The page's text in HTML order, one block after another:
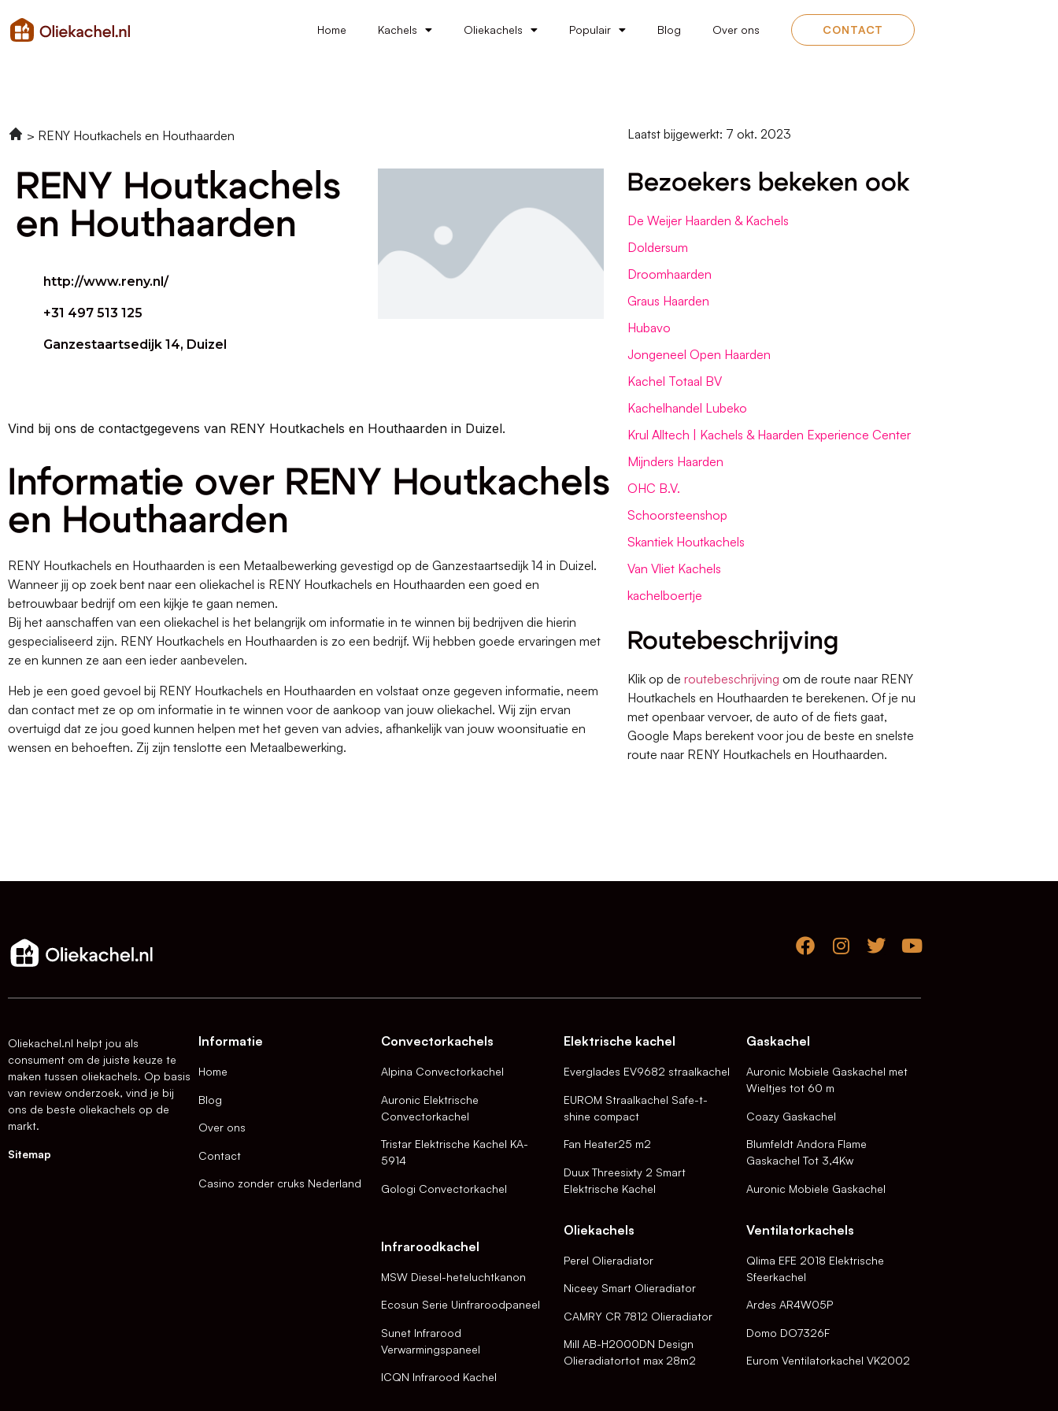
Home Kachels Oliekachels Populair Blog Over ons CONTACT
RENY Houtkachels en Houthaarden
RENY Houtkachels
en Houthaarden
http://www.reny.nl/
+31 497 513 125
Ganzestaartsedijk 14, Duizel
Vind bij ons de contactgegevens van RENY Houtkachels en Houthaarden in Duizel.
Informatie over RENY Houtkachels
en Houthaarden
RENY Houtkachels en Houthaarden is een Metaalbewerking gevestigd op de Ganzestaartsedijk 14 in Duizel.
Wanneer jij op zoek bent naar een oliekachel is RENY Houtkachels en Houthaarden een goed en
betrouwbaar bedrijf om een kijkje te gaan nemen.
Bij het aanschaffen van een oliekachel is het belangrijk om informatie in te winnen bij bedrijven die hierin
gespecialiseerd zijn. RENY Houtkachels en Houthaarden is zo een bedrijf. Wij hebben goede ervaringen met
ze en kunnen ze aan een ieder aanbevelen.
Heb je een goed gevoel bij RENY Houtkachels en Houthaarden en volstaat onze gegeven informatie, neem
dan contact met ze op om informatie in te winnen voor de aankoop van jouw oliekachel. Wij zijn ervan
overtuigd dat ze jou goed kunnen helpen met het geven van advies, afhankelijk van jouw woonsituatie en
wensen en behoeften. Zij zijn tenslotte een Metaalbewerking.
Laatst bijgewerkt: 7 okt. 2023
Bezoekers bekeken ook
De Weijer Haarden & Kachels
Doldersum
Droomhaarden
Graus Haarden
Hubavo
Jongeneel Open Haarden
Kachel Totaal BV
Kachelhandel Lubeko
Krul Alltech | Kachels & Haarden Experience Center
Mijnders Haarden
OHC B.V.
Schoorsteenshop
Skantiek Houtkachels
Van Vliet Kachels
kachelboertje
Routebeschrijving
Klik op de routebeschrijving om de route naar RENY
Houtkachels en Houthaarden te berekenen. Of je nu
met openbaar vervoer, de auto of de fiets gaat,
Google Maps berekent voor jou de beste en snelste
route naar RENY Houtkachels en Houthaarden.
Oliekachel.nl helpt jou als
consument om de juiste keuze te
maken tussen oliekachels. Op basis
van review onderzoek, vind je bij
ons de beste oliekachels op de
markt.
Sitemap
Informatie
Home
Blog
Over ons
Contact
Casino zonder cruks Nederland
Convectorkachels
Alpina Convectorkachel
Auronic Elektrische
Convectorkachel
Tristar Elektrische Kachel KA-
5914
Gologi Convectorkachel
Infraroodkachel
MSW Diesel-heteluchtkanon
Ecosun Serie Uinfraroodpaneel
Sunet Infrarood
Verwarmingspaneel
ICQN Infrarood Kachel
Elektrische kachel
Everglades EV9682 straalkachel
EUROM Straalkachel Safe-t-
shine compact
Fan Heater25 m2
Duux Threesixty 2 Smart
Elektrische Kachel
Oliekachels
Perel Olieradiator
Niceey Smart Olieradiator
CAMRY CR 7812 Olieradiator
Mill AB-H2000DN Design
Olieradiatortot max 28m2
Gaskachel
Auronic Mobiele Gaskachel met
Wieltjes tot 60 m
Coazy Gaskachel
Blumfeldt Andora Flame
Gaskachel Tot 3,4Kw
Auronic Mobiele Gaskachel
Ventilatorkachels
Qlima EFE 2018 Elektrische
Sfeerkachel
Ardes AR4W05P
Domo DO7326F
Eurom Ventilatorkachel VK2002